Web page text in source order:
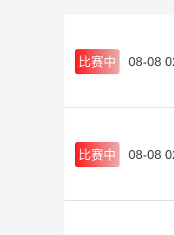
比赛中 08-08
比赛中 08-08